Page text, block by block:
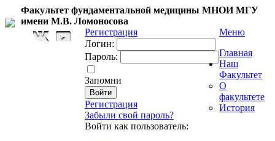
Факультет фундаментальной медицины МНОИ МГУ
имени М.В. Ломоносова
Регистрация
Логин:
Пароль:
Запомни
Регистрация
Забыли свой пароль?
Войти как пользователь:
Меню
Главная
Наш
Факультет
О
факультете
История